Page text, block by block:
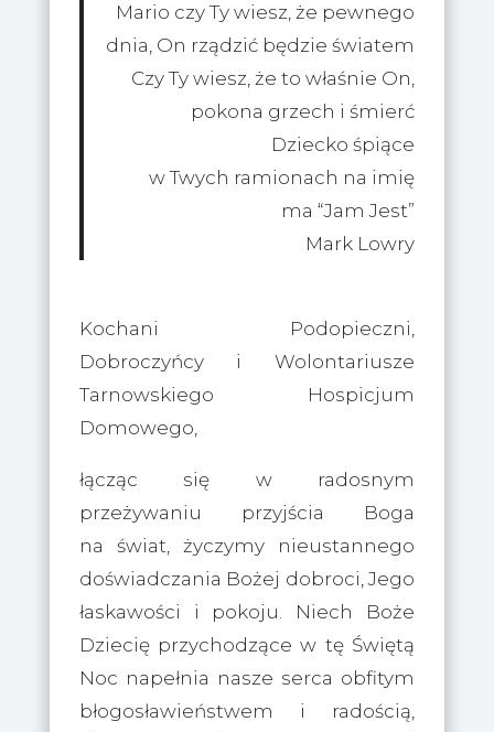
Mario czy Ty wiesz, że pewnego
dnia, On rządzić będzie światem
Czy Ty wiesz, że to właśnie On,
pokona grzech i śmierć
Dziecko śpiące
w Twych ramionach na imię
ma “Jam Jest”
Mark Lowry
Kochani Podopieczni,
Dobroczyńcy i Wolontariusze
Tarnowskiego Hospicjum
Domowego,
łącząc się w radosnym
przeżywaniu przyjścia Boga
na świat, życzymy nieustannego
doświadczania Bożej dobroci, Jego
łaskawości i pokoju. Niech Boże
Dziecię przychodzące w tę Świętą
Noc napełnia nasze serca obfitym
błogosławieństwem i radością,